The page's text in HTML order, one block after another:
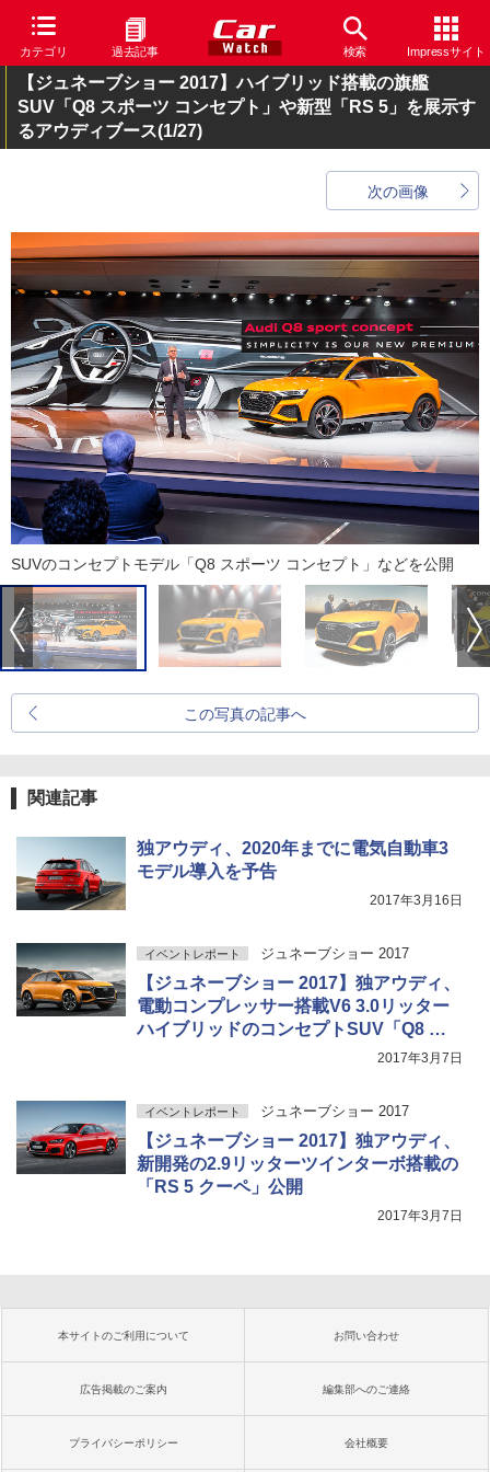
カテゴリ 過去記事 検索 Impressサイト
【ジュネーブショー 2017】ハイブリッド搭載の旗艦
SUV「Q8 スポーツ コンセプト」や新型「RS 5」を展示す
るアウディブース(1/27)
次の画像
SUVのコンセプトモデル「Q8 スポーツ コンセプト」などを公開
この写真の記事へ
関連記事
独アウディ、2020年までに電気自動車3
モデル導入を予告
2017年3月16日
イベントレポート ジュネーブショー 2017
【ジュネーブショー 2017】独アウディ、
電動コンプレッサー搭載V6 3.0リッター
ハイブリッドのコンセプトSUV「Q8 ス
2017年3月7日
イベントレポート ジュネーブショー 2017
【ジュネーブショー 2017】独アウディ、
新開発の2.9リッターツインターボ搭載の
「RS 5 クーペ」公開
2017年3月7日
本サイトのご利用について お問い合わせ
広告掲載のご案内 編集部へのご連絡
プライバシーポリシー 会社概要